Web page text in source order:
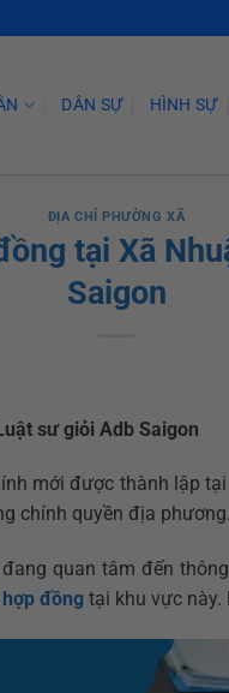
DÂN SỰ HÌNH SỰ
ĐỊA CHỈ PHƯỜNG XÃ
tại Xã
Saigon
sư giỏi Adb Saigon
mới được thành lập
chính quyền địa phương.
quan tâm đến
đồng tại khu vực này.